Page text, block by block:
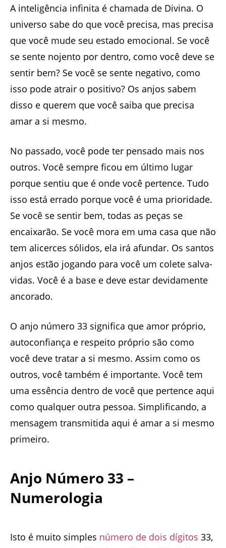
A inteligência infinita é chamada de Divina. O
universo sabe do que você precisa, mas precisa
que você mude seu estado emocional. Se você
se sente nojento por dentro, como você deve se
sentir bem? Se você se sente negativo, como
isso pode atrair o positivo? Os anjos sabem
disso e querem que você saiba que precisa
amar a si mesmo.
No passado, você pode ter pensado mais nos
outros. Você sempre ficou em último lugar
porque sentiu que é onde você pertence. Tudo
isso está errado porque você é uma prioridade.
Se você se sentir bem, todas as peças se
encaixarão. Se você mora em uma casa que não
tem alicerces sólidos, ela irá afundar. Os santos
anjos estão jogando para você um colete salva-
vidas. Você é a base e deve estar devidamente
ancorado.
O anjo número 33 significa que amor próprio,
autoconfiança e respeito próprio são como
você deve tratar a si mesmo. Assim como os
outros, você também é importante. Você tem
uma essência dentro de você que pertence aqui
como qualquer outra pessoa. Simplificando, a
mensagem transmitida aqui é amar a si mesmo
primeiro.
Anjo Número 33 –
Numerologia
Isto é muito simples número de dois dígitos 33,